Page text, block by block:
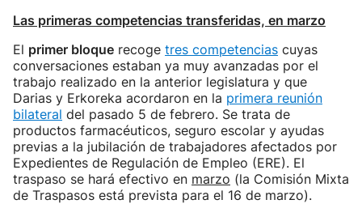
Las primeras competencias transferidas, en marzo
El primer bloque recoge tres competencias cuyas
conversaciones estaban ya muy avanzadas por el
trabajo realizado en la anterior legislatura y que
Darias y Erkoreka acordaron en la primera reunión
bilateral del pasado 5 de febrero. Se trata de
productos farmacéuticos, seguro escolar y ayudas
previas a la jubilación de trabajadores afectados por
Expedientes de Regulación de Empleo (ERE). El
traspaso se hará efectivo en marzo (la Comisión Mixta
de Traspasos está prevista para el 16 de marzo).